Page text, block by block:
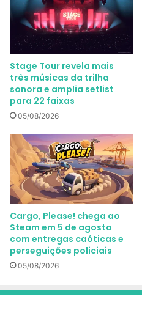
Stage Tour revela mais
três músicas da trilha
sonora e amplia setlist
para 22 faixas
05/08/2026
Cargo, Please! chega ao
Steam em 5 de agosto
com entregas caóticas e
perseguições policiais
05/08/2026